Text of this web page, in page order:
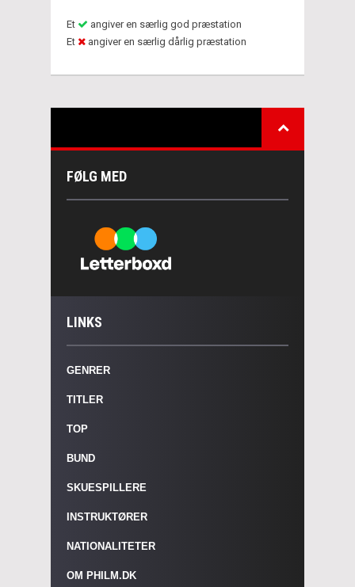
Et
angiver en særlig god præstation
Et
angiver en særlig dårlig præstation
FØLG MED
LINKS
GENRER
TITLER
TOP
BUND
SKUESPILLERE
INSTRUKTØRER
NATIONALITETER
OM PHILM.DK